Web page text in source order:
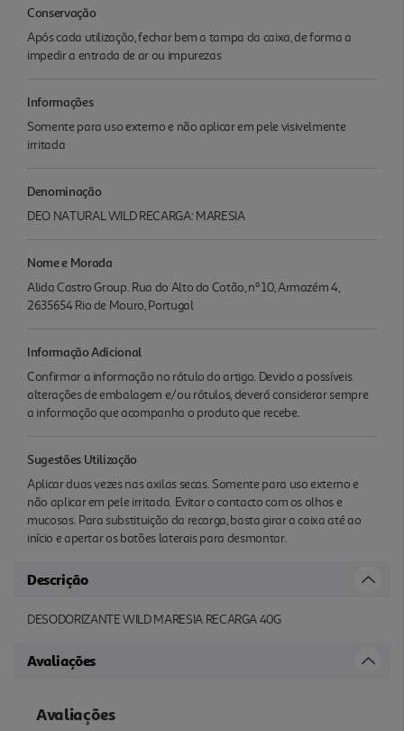
Conservação
Após cada utilização, fechar bem a tampa da caixa, de forma a
impedir a entrada de ar ou impurezas
Informações
Somente para uso externo e não aplicar em pele visivelmente
irritada
Denominação
DEO NATURAL WILD RECARGA: MARESIA
Nome e Morada
Alida Castro Group. Rua do Alto do Cotão, nº 10, Armazém 4,
2635654 Rio de Mouro, Portugal
Informação Adicional
Confirmar a informação no rótulo do artigo. Devido a possíveis
alterações de embalagem e/ou rótulos, deverá considerar sempre
a informação que acompanha o produto que recebe.
Sugestões Utilização
Aplicar duas vezes nas axilas secas. Somente para uso externo e
não aplicar em pele irritada. Evitar o contacto com os olhos e
mucosas. Para substituição da recarga, basta girar a caixa até ao
início e apertar os botões laterais para desmontar.
Descrição
DESODORIZANTE WILD MARESIA RECARGA 40G
Avaliações